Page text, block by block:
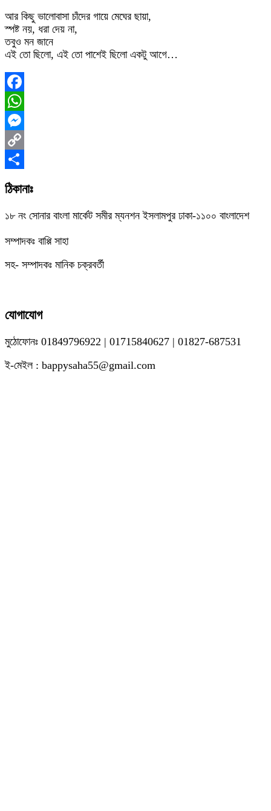
আর কিছু ভালোবাসা চাঁদের গায়ে মেঘের ছায়া,
স্পষ্ট নয়, ধরা দেয় না,
তবুও মন জানে
এই তো ছিলো, এই তো পাশেই ছিলো একটু আগে…
Facebook
WhatsApp
Messenger
Copy
Link
Share
ঠিকানাঃ
১৮ নং সোনার বাংলা মার্কেট সমীর ম্যনশন ইসলামপুর ঢাকা-১১০০ বাংলাদেশ
সম্পাদকঃ বাপ্পি সাহা
সহ- সম্পাদকঃ মানিক চক্রবর্তী
যোগাযোগ
মুঠোফোনঃ 01849796922 | 01715840627 | 01827-687531
ই-মেইল : bappysaha55@gmail.com